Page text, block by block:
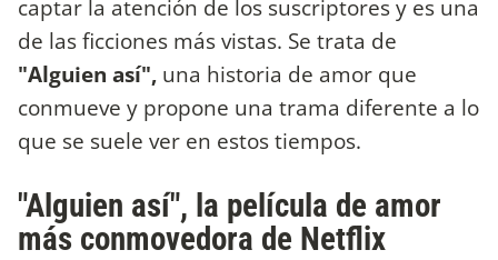
captar la atención de los suscriptores y es una
de las ficciones más vistas. Se trata de
"Alguien así", una historia de amor que
conmueve y propone una trama diferente a lo
que se suele ver en estos tiempos.
"Alguien así", la película de amor
más conmovedora de Netflix